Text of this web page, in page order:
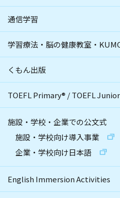
通信学習
学習療法・脳の健康教室・
くもん出版
TOEFL Primary® /TOEFL Junior
施設・学校・企業での公文式
施設・学校向け導入事業
企業・学校向け日本語
English Immersion Activities